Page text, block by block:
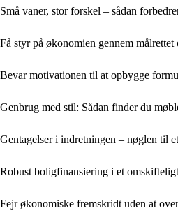
Små vaner, stor forskel – sådan
Få styr på økonomien gennem målrettet
Bevar motivationen til at opbygge
Genbrug med stil: Sådan finder du
Gentagelser i indretningen – nøglen til
Robust boligfinansiering i et
Fejr økonomiske fremskridt uden at